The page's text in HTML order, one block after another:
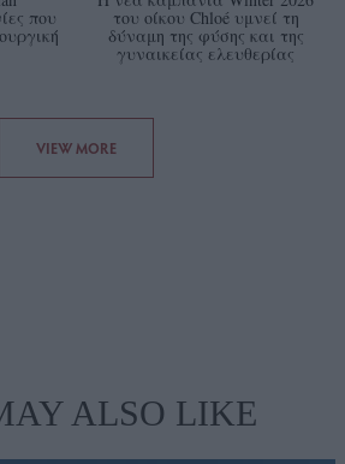
που του οίκου Chloé υμνεί τη
δύναμη της φύσης και της
γυναικείας ελευθερίας
VIEW MORE
ALSO LIKE